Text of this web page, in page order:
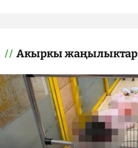
Акыркы жаңылыктар